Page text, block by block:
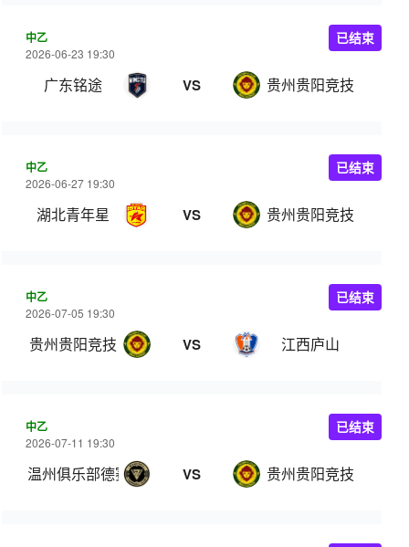
中乙
2026-06-23 19:30
广东铭途 VS 贵州贵阳竞技
已结束
中乙
2026-06-27 19:30
湖北青年星 VS 贵州贵阳竞技
已结束
中乙
2026-07-05 19:30
贵州贵阳竞技 VS 江西庐山
已结束
中乙
2026-07-11 19:30
温州俱乐部德赛 VS 贵州贵阳竞技
已结束